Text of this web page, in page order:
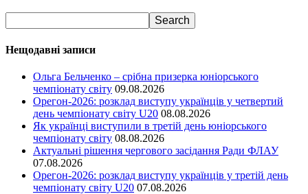
Нещодавні записи
Ольга Бельченко – срібна призерка юніорського
чемпіонату світу 09.08.2026
Орегон-2026: розклад виступу українців у четвертий
день чемпіонату світу U20 08.08.2026
Як українці виступили в третій день юніорського
чемпіонату світу 08.08.2026
Актуальні рішення чергового засідання Ради ФЛАУ
07.08.2026
Орегон-2026: розклад виступу українців у третій день
чемпіонату світу U20 07.08.2026